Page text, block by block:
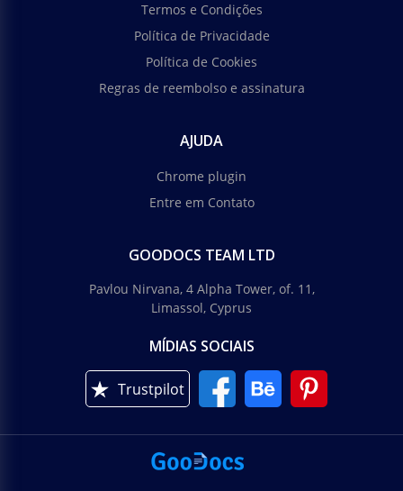
Termos e Condições
Política de Privacidade
Política de Cookies
Regras de reembolso e assinatura
AJUDA
Chrome plugin
Entre em Contato
GOODOCS TEAM LTD
Pavlou Nirvana, 4 Alpha Tower, of. 11,
Limassol, Cyprus
MÍDIAS SOCIAIS
Trustpilot